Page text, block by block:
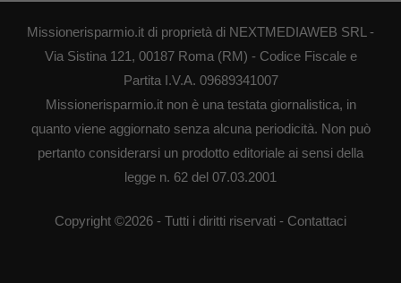
Missionerisparmio.it di proprietà di NEXTMEDIAWEB SRL -
Via Sistina 121, 00187 Roma (RM) - Codice Fiscale e
Partita I.V.A. 09689341007
Missionerisparmio.it non è una testata giornalistica, in
quanto viene aggiornato senza alcuna periodicità. Non può
pertanto considerarsi un prodotto editoriale ai sensi della
legge n. 62 del 07.03.2001
Copyright ©2026 - Tutti i diritti riservati - Contattaci